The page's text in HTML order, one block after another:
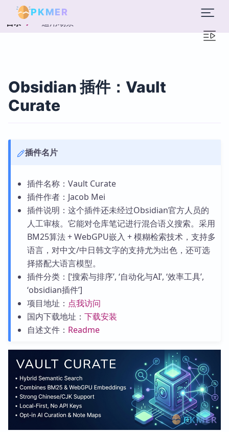
PKMER
目录 适用场景
Obsidian 插件：Vault
Curate
插件名片
插件名称：Vault Curate
插件作者：Jacob Mei
插件说明：这个插件还未经过Obsidian官方人员的
人工审核。它能对仓库笔记进行混合语义搜索。采用
BM25算法 + WebGPU嵌入 + 模糊检索技术，支持多
语言，对中文/中日韩文字的支持尤为出色，还可选
择搭配大语言模型。
插件分类：[‘搜索与排序’, ‘自动化与AI’, ‘效率工具’,
‘obsidian插件’]
项目地址： 点我访问
国内下载地址： 下载安装
自述文件： Readme